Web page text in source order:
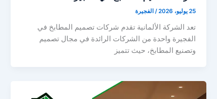
25 يوليو، 2026 / الفجيرة
تعد الشركة الألمانية تقدم شركات تصميم المطابخ في
الفجيرة واحدة من الشركات الرائدة في مجال تصميم
وتصنيع المطابخ، حيث تتميز